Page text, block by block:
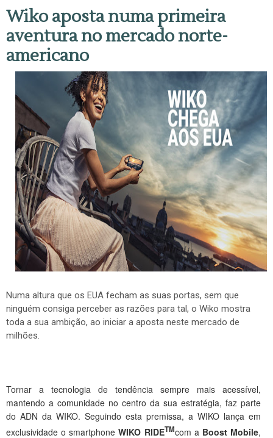
Wiko aposta numa primeira
aventura no mercado norte-
americano
Numa altura que os EUA fecham as suas portas, sem que
ninguém consiga perceber as razões para tal, o Wiko mostra
toda a sua ambição, ao iniciar a aposta neste mercado de
milhões.
Tornar a tecnologia de tendência sempre mais acessível,
mantendo a comunidade no centro da sua estratégia, faz parte
do ADN da WIKO. Seguindo esta premissa, a WIKO lança em
exclusividade o smartphoneWIKO RIDETMcom a Boost Mobile,